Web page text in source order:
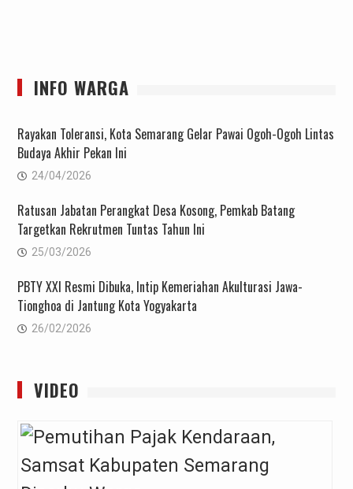
INFO WARGA
Rayakan Toleransi, Kota Semarang Gelar Pawai Ogoh-Ogoh Lintas
Budaya Akhir Pekan Ini
24/04/2026
Ratusan Jabatan Perangkat Desa Kosong, Pemkab Batang
Targetkan Rekrutmen Tuntas Tahun Ini
25/03/2026
PBTY XXI Resmi Dibuka, Intip Kemeriahan Akulturasi Jawa-
Tionghoa di Jantung Kota Yogyakarta
26/02/2026
VIDEO